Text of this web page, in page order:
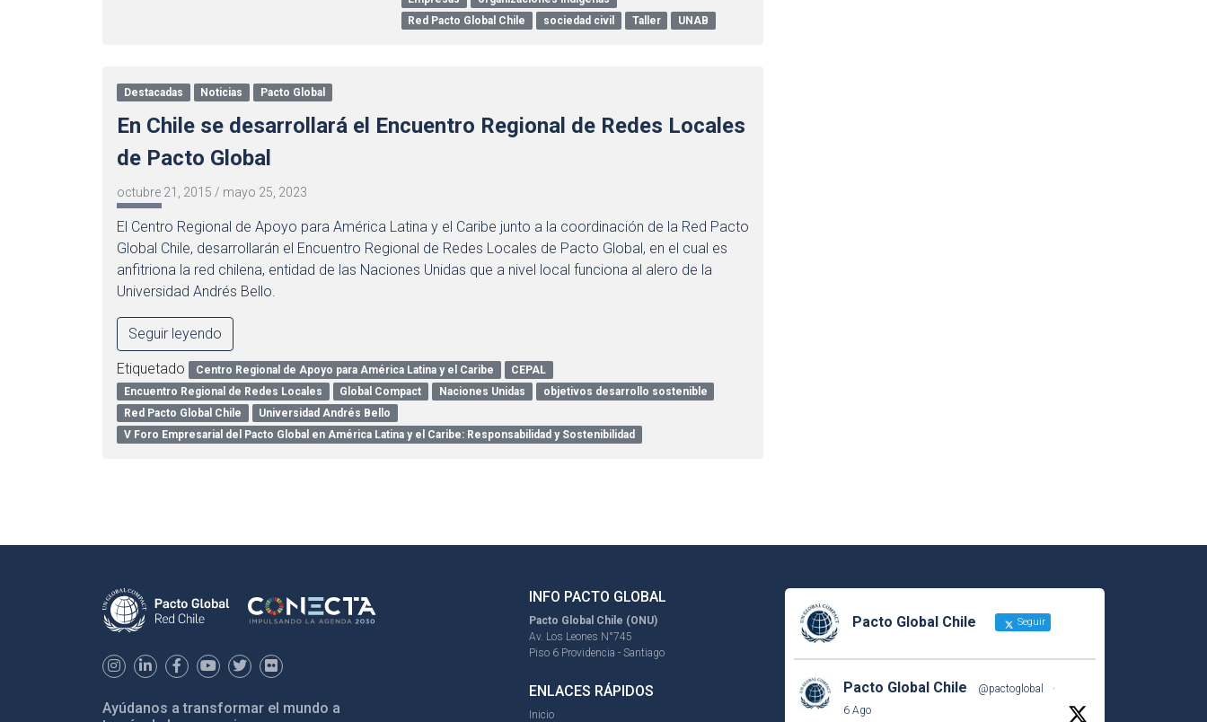
Red Pacto Global Chile
sociedad civil Taller UNAB
Destacadas Noticias Pacto Global
En Chile se desarrollará el Encuentro Regional de Redes Locales
de Pacto Global
octubre 21, 2015 / mayo 25, 2023
El Centro Regional de Apoyo para América Latina y el Caribe junto a la coordinación de la Red Pacto
Global Chile, desarrollarán el Encuentro Regional de Redes Locales de Pacto Global, en el cual es
anfitriona la red chilena, entidad de las Naciones Unidas que a nivel local funciona al alero de la
Universidad Andrés Bello.
Seguir leyendo
Etiquetado Centro Regional de Apoyo para América Latina y el Caribe
CEPAL
Encuentro Regional de Redes Locales
Global Compact Naciones Unidas
objetivos desarrollo sostenible
Red Pacto Global Chile
Universidad Andrés Bello
V Foro Empresarial del Pacto Global en América Latina y el Caribe: Responsabilidad y Sostenibilidad
Ayúdanos a transformar el mundo a
INFO PACTO GLOBAL
Pacto Global Chile (ONU)
Av. Los Leones N°745
Piso 6 Providencia - Santiago
ENLACES RÁPIDOS
Inicio
Pacto Global Chile Seguir
Pacto Global Chile @pactoglobal
·
6 Ago